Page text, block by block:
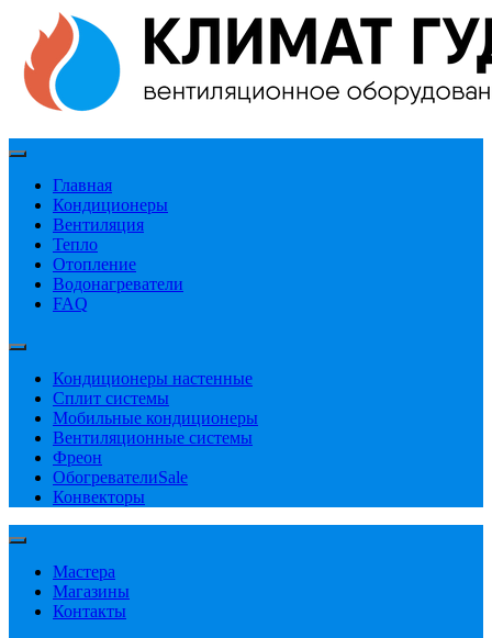
Главная
Кондиционеры
Вентиляция
Тепло
Отопление
Водонагреватели
FAQ
Кондиционеры настенные
Сплит системы
Мобильные кондиционеры
Вентиляционные системы
Фреон
ОбогревателиSale
Конвекторы
Мастера
Магазины
Контакты